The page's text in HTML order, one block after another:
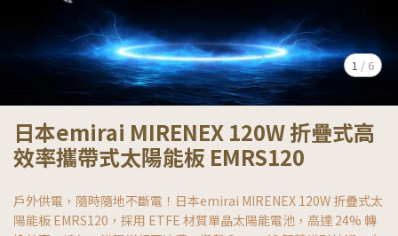
1 / 6
日本emirai MIRENEX 120W 折疊式高
效率攜帶式太陽能板 EMRS120
戶外供電，隨時隨地不斷電！日本emirai MIRENEX 120W 折疊式太
陽能板 EMRS120，採用 ETFE 材質單晶太陽能電池，高達 24% 轉